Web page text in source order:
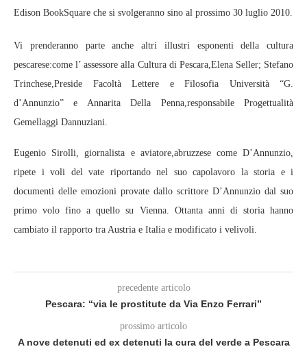
Edison BookSquare che si svolgeranno sino al prossimo 30 luglio 2010.
Vi prenderanno parte anche altri illustri esponenti della cultura
pescarese:come l’ assessore alla Cultura di Pescara,Elena Seller; Stefano
Trinchese,Preside Facoltà Lettere e Filosofia Università “G.
d’Annunzio” e Annarita Della Penna,responsabile Progettualità
Gemellaggi Dannuziani.
Eugenio Sirolli, giornalista e aviatore,abruzzese come D’Annunzio,
ripete i voli del vate riportando nel suo capolavoro la storia e i
documenti delle emozioni provate dallo scrittore D’Annunzio dal suo
primo volo fino a quello su Vienna. Ottanta anni di storia hanno
cambiato il rapporto tra Austria e Italia e modificato i velivoli.
precedente articolo
Pescara: “via le prostitute da Via Enzo Ferrari”
prossimo articolo
A nove detenuti ed ex detenuti la cura del verde a Pescara